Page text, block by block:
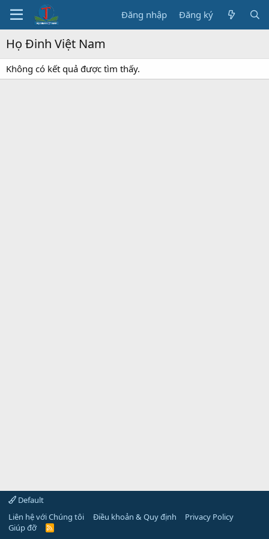
Đăng nhập Đăng ký
Họ Đinh Việt Nam
Không có kết quả được tìm thấy.
Default
Liên hệ với Chúng tôi
Điều khoản & Quy định
Privacy Policy
Giúp đỡ
R